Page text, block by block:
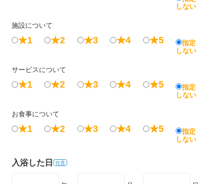
しない
施設について
★1 ★2 ★3 ★4 ★5
指定
しない
サービスについて
★1 ★2 ★3 ★4 ★5
指定
しない
お食事について
★1 ★2 ★3 ★4 ★5
指定
しない
入浴した日 任意